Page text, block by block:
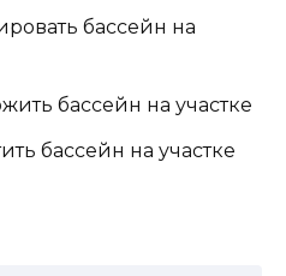
бассейн на
бассейн на участке
бассейн на участке